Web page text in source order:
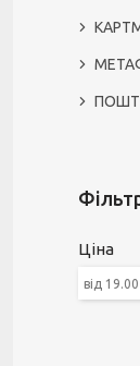
Ціна